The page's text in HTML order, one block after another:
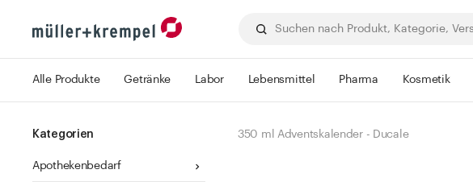
Alle Produkte Getränke Labor Lebensmittel Pharma Kosmetik
Kategorien
Apothekenbedarf
350 ml Adventskalender - Ducale